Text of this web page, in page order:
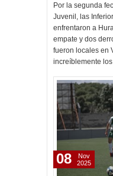
Por la segunda
Juvenil, las
enfrentaron a
empate y dos
fueron locales en
increíblemente
08
Nov
2025